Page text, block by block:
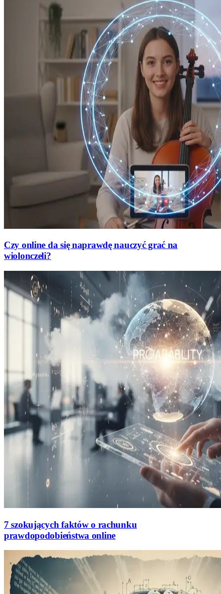
Czy online da się naprawdę nauczyć grać na
wiolonczeli?
7 szokujących faktów o rachunku
prawdopodobieństwa online